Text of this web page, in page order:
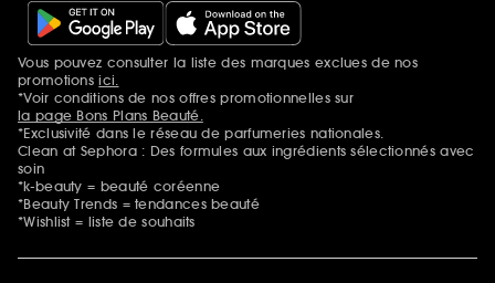
Mentions additionnelles
Vous pouvez consulter la liste des marques exclues de nos
promotionsici.
*Voir conditions de nos offres promotionnelles sur
la page Bons Plans Beauté.
*Exclusivité dans le réseau de parfumeries nationales.
Clean at Sephora : Des formules aux ingrédients sélectionnés avec
soin
*k-beauty = beauté coréenne
*Beauty Trends = tendances beauté
*Wishlist = liste de souhaits